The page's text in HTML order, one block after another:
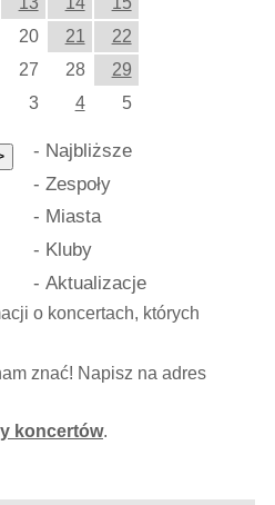
20 21
22
27 28
29
3 4 5
- Najbliższe
- Zespoły
- Miasta
- Kluby
- Aktualizacje
o koncertach, których
znać! Napisz na adres
koncertów.